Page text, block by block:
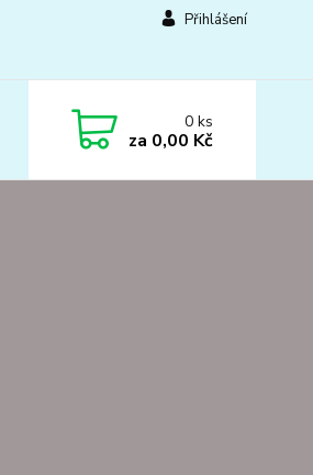
Přihlášení
0ks
za 0,00 Kč